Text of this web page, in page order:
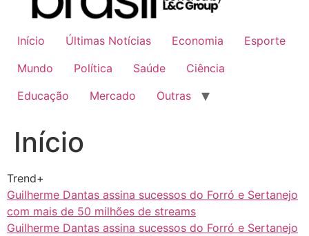
Início Últimas Notícias Economia
Esporte
Mundo
Política Saúde
Ciência
Educação
Mercado Outras
Início
Trend+
Guilherme Dantas assina sucessos do Forró e Sertanejo
com mais de 50 milhões de streams
Guilherme Dantas assina sucessos do Forró e Sertanejo